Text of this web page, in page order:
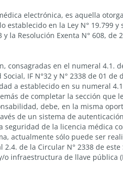
electrónica, es aquella
en la Ley N° 19.799 y
la Resolución Exenta N° 608, de
consagradas en el numeral 4.1.
IF N°32 y N° 2338 de 01 de
a establecido en su numeral
de completar la sección que
debe, en la misma
de un sistema de
seguridad de la licencia médica
actualmente sólo puede ser
de la Circular N° 2338 de este
infraestructura de llave pública